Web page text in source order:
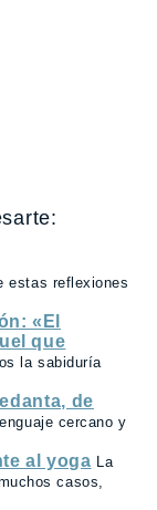
estas reflexiones
«El
que
la sabiduría
de
cercano y
al yoga La
casos,